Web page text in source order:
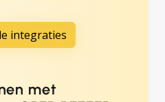
integraties
met